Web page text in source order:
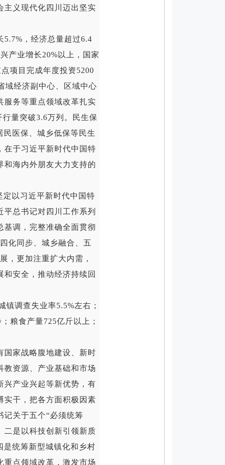
主义现代化四川迈出坚实
，经济总量超过6.4
产业增长20%以上，国家
项目完成年度投资5200
域经济副中心、区域中心
服务等重点领域改革扎实
量突破3.6万列。民生保
民医保、城乡低保等民生
在于习近平新时代中国特
和海内外朋友大力支持的
以习近平新时代中国特
总书记对四川工作系列
基调，完整准确全面贯彻
化同步、城乡融合、五
，更加注重扩大内需，
安全，推动经济持续回
调查失业率5.5%左右；
粮食产量725亿斤以上；
家战略腹地建设、新时
教资源、产业基础和市场
兴产业兴起等新优势，有
实干，把各方面积极因素
记关于五个“必须统筹
二是以科技创新引领新质
是统筹新型城镇化和乡村
重点领域改革，激发市场